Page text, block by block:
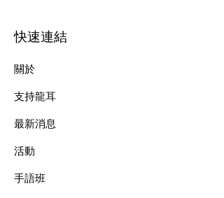
快速連結
關於
支持龍耳
最新消息
​活動
手語班